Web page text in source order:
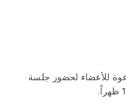
للأعضاء لحضور جلسة